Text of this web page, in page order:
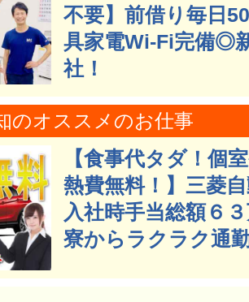
不要】前借り毎日
具家電Wi-Fi完備◎
社！
のオススメのお仕事
【食事代タダ！個
熱費無料！】三菱
入社時手当総額６
寮からラクラク通